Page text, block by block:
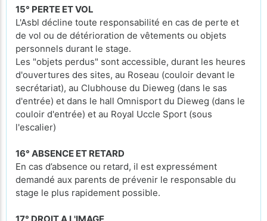
15° PERTE ET VOL
L'Asbl décline toute responsabilité en cas de perte et
de vol ou de détérioration de vêtements ou objets
personnels durant le stage.
Les "objets perdus" sont accessible, durant les heures
d'ouvertures des sites, au Roseau (couloir devant le
secrétariat), au Clubhouse du Dieweg (dans le sas
d'entrée) et dans le hall Omnisport du Dieweg (dans le
couloir d'entrée) et au Royal Uccle Sport (sous
l'escalier)
16° ABSENCE ET RETARD
En cas d’absence ou retard, il est expressément
demandé aux parents de prévenir le responsable du
stage le plus rapidement possible.
17° DROIT A L'IMAGE